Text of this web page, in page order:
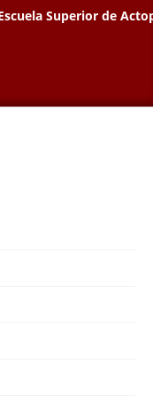
Superior de